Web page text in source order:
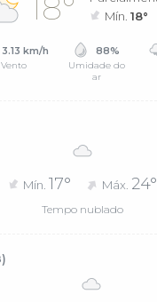
18°
Mín.18°
3.13 km/h
Vento
88%
Umidade do
ar
Mín. 17° Máx. 24°
Tempo nublado